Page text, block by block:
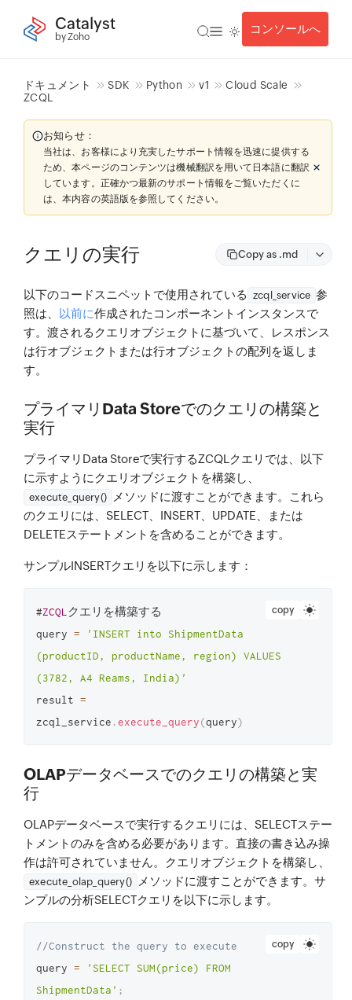
Catalyst
by Zoho
コンソールへ
ドキュメント SDK Python v1
Cloud Scale
ZCQL
お知らせ：
当社は、お客様により充実したサポート情報を迅速に提供する
ため、本ページのコンテンツは機械翻訳を用いて日本語に翻訳
しています。正確かつ最新のサポート情報をご覧いただくに
は、本内容の英語版を参照してください。
クエリの実行 Copy as .md
以下のコードスニペットで使用されている zcql_service 参
照は、
以前に作成されたコンポーネントインスタンスで
す。渡されるクエリオブジェクトに基づいて、レスポンス
は行オブジェクトまたは行オブジェクトの配列を返しま
す。
プライマリData Storeでのクエリの構築と
実行
プライマリData Storeで実行するZCQLクエリでは、以下
に示すようにクエリオブジェクトを構築し、
execute_query()
メソッドに渡すことができます。これら
のクエリには、SELECT、INSERT、UPDATE、または
DELETEステートメントを含めることができます。
サンプルINSERTクエリを以下に示します：
copy
#ZCQL クエリを構築する
query =
'INSERT into ShipmentData
(productID, productName, region) VALUES
(3782, A4 Reams, India)'
result =
zcql_service .execute_query(query)
OLAPデータベースでのクエリの構築と実
行
OLAPデータベースで実行するクエリには、SELECTステー
トメントのみを含める必要があります。直接の書き込み操
作は許可されていません。クエリオブジェクトを構築し、
execute_olap_query()
メソッドに渡すことができます。サ
ンプルの分析SELECTクエリを以下に示します。
copy
//Construct the query to execute
query =
'SELECT SUM(price) FROM
ShipmentData' ;